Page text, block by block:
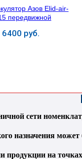
6400 руб.
сети
назначения
продукции на